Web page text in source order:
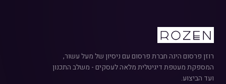
רוזן פרסום הינה חברת פרסום עם ניסיון של מעל עשור,
המספקת מעטפת דיגיטלית מלאה לעסקים - משלב התכנון
ועד הביצוע.